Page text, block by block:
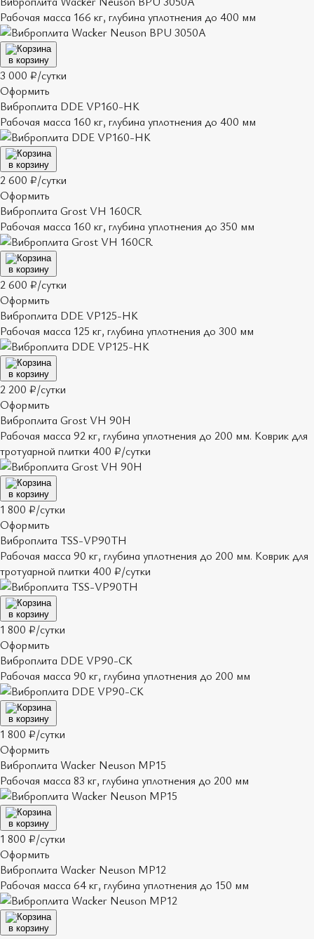
Рабочая масса 166 кг, глубина уплотнения до 400 мм
в корзину
3 000 ₽/сутки
Оформить
Виброплита DDE VP160-HK
Рабочая масса 160 кг, глубина уплотнения до 400 мм
в корзину
2 600 ₽/сутки
Оформить
Виброплита Grost VH 160CR
Рабочая масса 160 кг, глубина уплотнения до 350 мм
в корзину
2 600 ₽/сутки
Оформить
Виброплита DDE VP125-HK
Рабочая масса 125 кг, глубина уплотнения до 300 мм
в корзину
2 200 ₽/сутки
Оформить
Виброплита Grost VH 90H
Рабочая масса 92 кг, глубина уплотнения до 200 мм. Коврик для
тротуарной плитки 400 ₽/сутки
в корзину
1 800 ₽/сутки
Оформить
Виброплита TSS-VP90TH
Рабочая масса 90 кг, глубина уплотнения до 200 мм. Коврик для
тротуарной плитки 400 ₽/сутки
в корзину
1 800 ₽/сутки
Оформить
Виброплита DDE VP90-СK
Рабочая масса 90 кг, глубина уплотнения до 200 мм
в корзину
1 800 ₽/сутки
Оформить
Виброплита Wacker Neuson MP15
Рабочая масса 83 кг, глубина уплотнения до 200 мм
в корзину
1 800 ₽/сутки
Оформить
Виброплита Wacker Neuson MP12
Рабочая масса 64 кг, глубина уплотнения до 150 мм
в корзину